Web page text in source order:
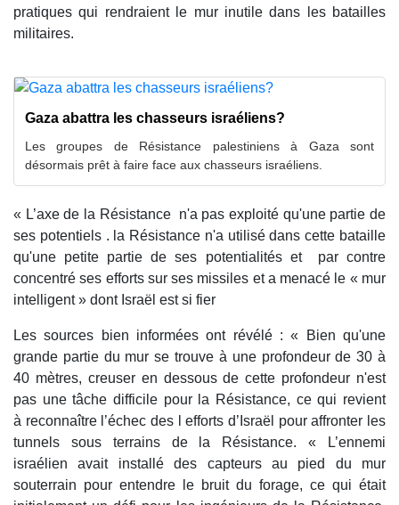
pratiques qui rendraient le mur inutile dans les batailles
militaires.
Gaza abattra les chasseurs israéliens?
Les groupes de Résistance palestiniens à Gaza sont
désormais prêt à faire face aux chasseurs israéliens.
« L’axe de la Résistance n'a pas exploité qu'une partie de
ses potentiels . la Résistance n'a utilisé dans cette bataille
qu'une petite partie de ses potentialités et par contre
concentré ses efforts sur ses missiles et a menacé le « mur
intelligent » dont Israël est si fier
Les sources bien informées ont révélé : « Bien qu'une
grande partie du mur se trouve à une profondeur de 30 à
40 mètres, creuser en dessous de cette profondeur n'est
pas une tâche difficile pour la Résistance, ce qui revient
à reconnaître l’échec des l efforts d’Israël pour affronter les
tunnels sous terrains de la Résistance. « L’ennemi
israélien avait installé des capteurs au pied du mur
souterrain pour entendre le bruit du forage, ce qui était